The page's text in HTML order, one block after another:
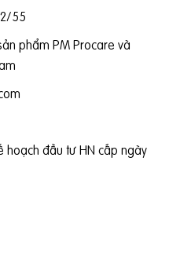
55
phẩm PM Procare và
hoạch đầu tư HN cấp ngày